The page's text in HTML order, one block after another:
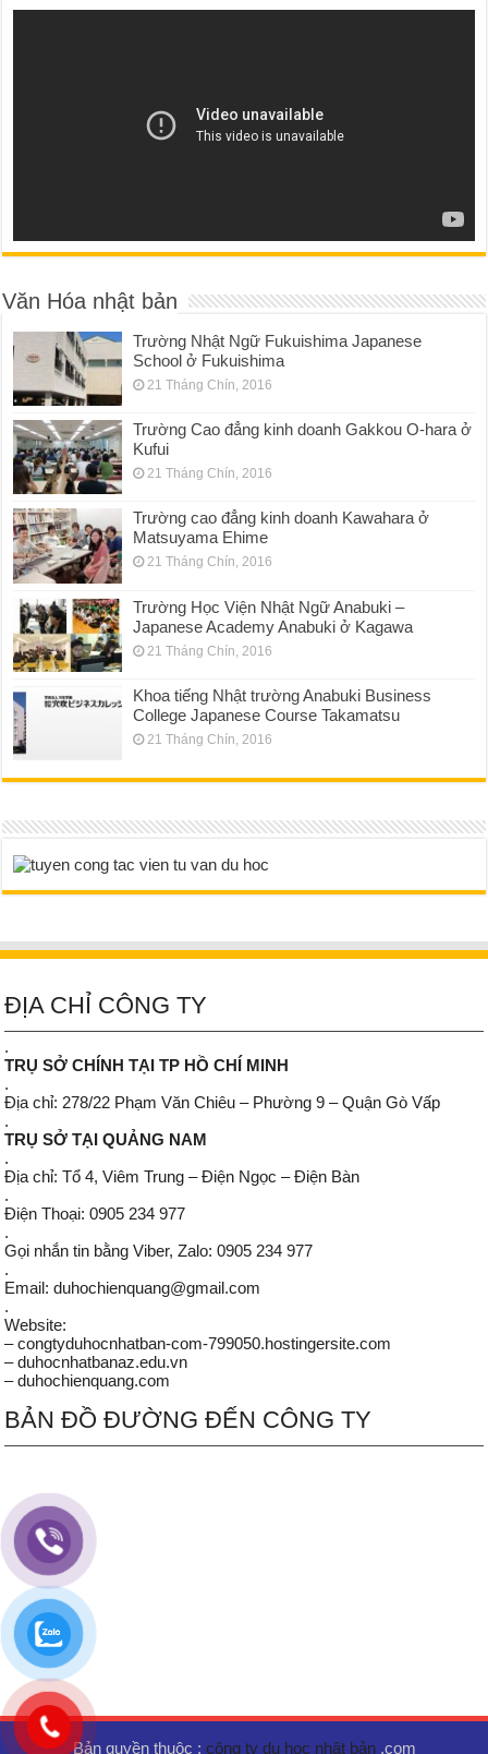
Văn Hóa nhật bản
Trường Nhật Ngữ Fukuishima Japanese
School ở Fukuishima
21 Tháng Chín, 2016
Trường Cao đẳng kinh doanh Gakkou O-hara ở
Kufui
21 Tháng Chín, 2016
Trường cao đẳng kinh doanh Kawahara ở
Matsuyama Ehime
21 Tháng Chín, 2016
Trường Học Viện Nhật Ngữ Anabuki –
Japanese Academy Anabuki ở Kagawa
21 Tháng Chín, 2016
Khoa tiếng Nhật trường Anabuki Business
College Japanese Course Takamatsu
21 Tháng Chín, 2016
ĐỊA CHỈ CÔNG TY
.
TRỤ SỞ CHÍNH TẠI TP HỒ CHÍ MINH
.
Địa chỉ: 278/22 Phạm Văn Chiêu – Phường 9 – Quận Gò Vấp
.
TRỤ SỞ TẠI QUẢNG NAM
.
Địa chỉ: Tổ 4, Viêm Trung – Điện Ngọc – Điện Bàn
.
Điện Thoại: 0905 234 977
.
Gọi nhắn tin bằng Viber, Zalo: 0905 234 977
.
Email: duhochienquang@gmail.com
.
Website:
– congtyduhocnhatban-com-799050.hostingersite.com
– duhocnhatbanaz.edu.vn
– duhochienquang.com
BẢN ĐỒ ĐƯỜNG ĐẾN CÔNG TY
Bản quyền thuộc : công ty du học nhật bản .com